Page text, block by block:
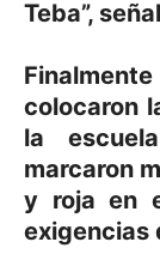
Teba”,
colocaron
la
marcaron
y roja en
exigencias